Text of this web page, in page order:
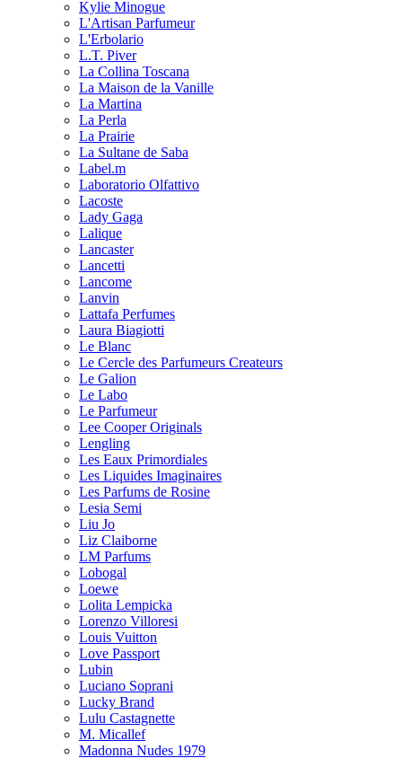
Kylie Minogue
L'Artisan Parfumeur
L'Erbolario
L.T. Piver
La Collina Toscana
La Maison de la Vanille
La Martina
La Perla
La Prairie
La Sultane de Saba
Label.m
Laboratorio Olfattivo
Lacoste
Lady Gaga
Lalique
Lancaster
Lancetti
Lancome
Lanvin
Lattafa Perfumes
Laura Biagiotti
Le Blanc
Le Cercle des Parfumeurs Createurs
Le Galion
Le Labo
Le Parfumeur
Lee Cooper Originals
Lengling
Les Eaux Primordiales
Les Liquides Imaginaires
Les Parfums de Rosine
Lesia Semi
Liu Jo
Liz Claiborne
LM Parfums
Lobogal
Loewe
Lolita Lempicka
Lorenzo Villoresi
Louis Vuitton
Love Passport
Lubin
Luciano Soprani
Lucky Brand
Lulu Castagnette
M. Micallef
Madonna Nudes 1979